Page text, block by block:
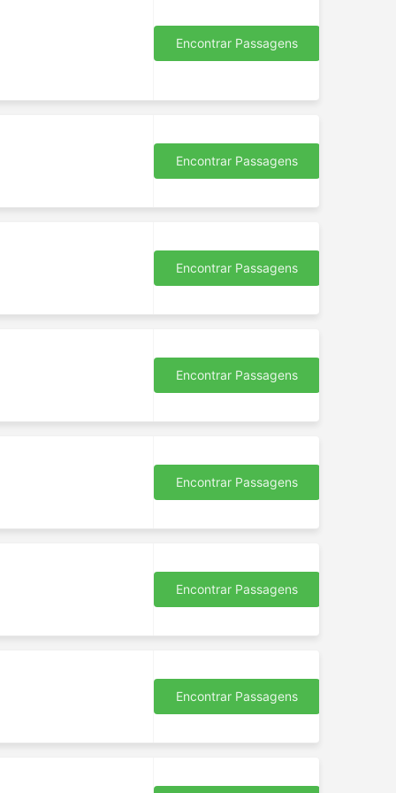
Encontrar Passagens
Encontrar Passagens
Encontrar Passagens
Encontrar Passagens
Encontrar Passagens
Encontrar Passagens
Encontrar Passagens